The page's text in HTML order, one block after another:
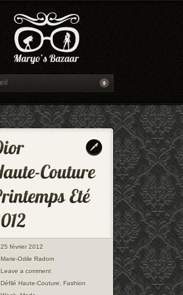
25 février 2012
Marie-Odile Radom
Leave a comment
Défilé Haute-Couture
Fashion